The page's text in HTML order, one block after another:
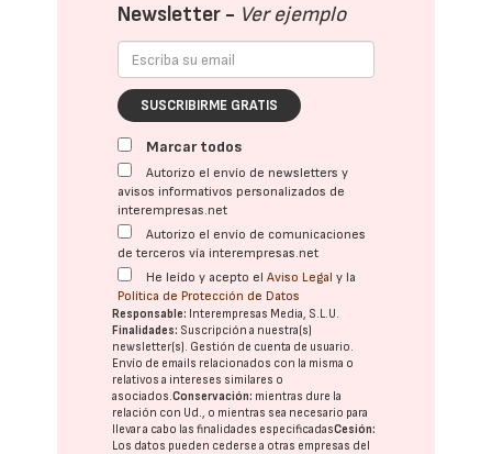
Newsletter - Ver ejemplo
SUSCRIBIRME GRATIS
Marcar todos
Autorizo el envío de newsletters y
avisos informativos personalizados de
interempresas.net
Autorizo el envío de comunicaciones
de terceros vía interempresas.net
He leído y acepto elAviso Legal y la
Política de Protección de Datos
Responsable: Interempresas Media, S.L.U.
Finalidades: Suscripción a nuestra(s)
newsletter(s). Gestión de cuenta de usuario.
Envío de emails relacionados con la misma o
relativos a intereses similares o
asociados.Conservación: mientras dure la
relación con Ud., o mientras sea necesario para
llevar a cabo las finalidades especificadasCesión:
Los datos pueden cederse a otras empresas del